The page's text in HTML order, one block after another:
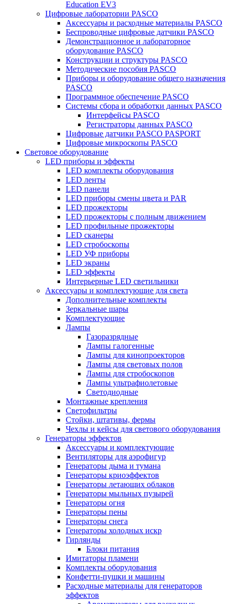
Education EV3
Цифровые лаборатории PASCO
Аксессуары и расходные материалы PASCO
Беспроводные цифровые датчики PASCO
Демонстрационное и лабораторное
оборудование PASCO
Конструкции и структуры PASCO
Методические пособия PASCO
Приборы и оборудование общего назначения
PASCO
Программное обеспечение PASCO
Системы сбора и обработки данных PASCO
Интерфейсы PASCO
Регистраторы данных PASCO
Цифровые датчики PASCO PASPORT
Цифровые микроскопы PASCO
Световое оборудование
LED приборы и эффекты
LED комплекты оборудования
LED ленты
LED панели
LED приборы смены цвета и PAR
LED прожекторы
LED прожекторы с полным движением
LED профильные прожекторы
LED сканеры
LED стробоскопы
LED УФ приборы
LED экраны
LED эффекты
Интерьерные LED светильники
Аксессуары и комплектующие для света
Дополнительные комплекты
Зеркальные шары
Комплектующие
Лампы
Газоразрядные
Лампы галогенные
Лампы для кинопроекторов
Лампы для световых полов
Лампы для стробоскопов
Лампы ультрафиолетовые
Светодиодные
Монтажные крепления
Светофильтры
Стойки, штативы, фермы
Чехлы и кейсы для светового оборудования
Генераторы эффектов
Аксессуары и комплектующие
Вентиляторы для аэрофигур
Генераторы дыма и тумана
Генераторы криоэффектов
Генераторы летающих облаков
Генераторы мыльных пузырей
Генераторы огня
Генераторы пены
Генераторы снега
Генераторы холодных искр
Гирлянды
Блоки питания
Имитаторы пламени
Комплекты оборудования
Конфетти-пушки и машины
Расходные материалы для генераторов
эффектов